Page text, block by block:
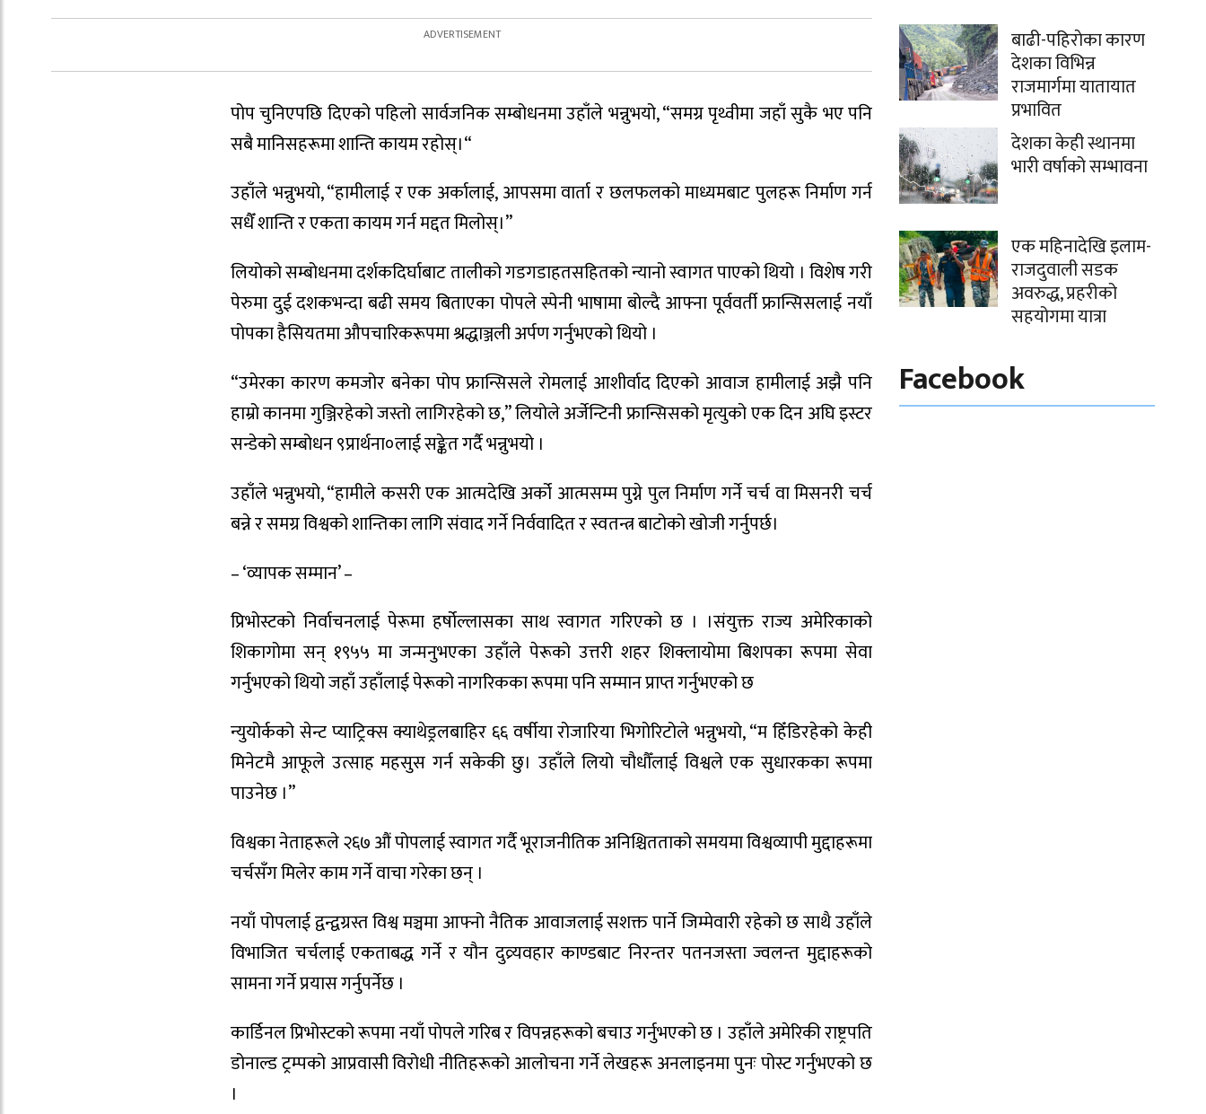
पोप चुनिएपछि दिएको पहिलो सार्वजनिक सम्बोधनमा उहाँले भन्नुभयो, “समग्र पृथ्वीमा जहाँ सुकै भए पनि
सबै मानिसहरूमा शान्ति कायम रहोस्।“
उहाँले भन्नुभयो, “हामीलाई र एक अर्कालाई, आपसमा वार्ता र छलफलको माध्यमबाट पुलहरू निर्माण गर्न
सधैँ शान्ति र एकता कायम गर्न मद्दत मिलोस्।”
लियोको सम्बोधनमा दर्शकदिर्घाबाट तालीको गडगडाहतसहितको न्यानो स्वागत पाएको थियो । विशेष गरी
पेरुमा दुई दशकभन्दा बढी समय बिताएका पोपले स्पेनी भाषामा बोल्दै आफ्ना पूर्ववर्ती फ्रान्सिसलाई नयाँ
पोपका हैसियतमा औपचारिकरूपमा श्रद्धाञ्जली अर्पण गर्नुभएको थियो ।
“उमेरका कारण कमजोर बनेका पोप फ्रान्सिसले रोमलाई आशीर्वाद दिएको आवाज हामीलाई अझै पनि
हाम्रो कानमा गुञ्जिरहेको जस्तो लागिरहेको छ,” लियोले अर्जेन्टिनी फ्रान्सिसको मृत्युको एक दिन अघि इस्टर
सन्डेको सम्बोधन ९प्रार्थना०लाई सङ्केत गर्दै भन्नुभयो ।
उहाँले भन्नुभयो, “हामीले कसरी एक आत्मदेखि अर्को आत्मसम्म पुग्ने पुल निर्माण गर्ने चर्च वा मिसनरी चर्च
बन्ने र समग्र विश्वको शान्तिका लागि संवाद गर्ने निर्ववादित र स्वतन्त्र बाटोको खोजी गर्नुपर्छ।
– ‘व्यापक सम्मान’ –
प्रिभोस्टको निर्वाचनलाई पेरूमा हर्षोल्लासका साथ स्वागत गरिएको छ । ।संयुक्त राज्य अमेरिकाको
शिकागोमा सन् १९५५ मा जन्मनुभएका उहाँले पेरूको उत्तरी शहर शिक्लायोमा बिशपका रूपमा सेवा
गर्नुभएको थियो जहाँ उहाँलाई पेरूको नागरिकका रूपमा पनि सम्मान प्राप्त गर्नुभएको छ
न्युयोर्कको सेन्ट प्याट्रिक्स क्याथेड्रलबाहिर ६६ वर्षीया रोजारिया भिगोरिटोले भन्नुभयो, “म हिँडिरहेको केही
मिनेटमै आफूले उत्साह महसुस गर्न सकेकी छु। उहाँले लियो चौधौँलाई विश्वले एक सुधारकका रूपमा
पाउनेछ ।”
विश्वका नेताहरूले २६७ औं पोपलाई स्वागत गर्दै भूराजनीतिक अनिश्चितताको समयमा विश्वव्यापी मुद्दाहरूमा
चर्चसँग मिलेर काम गर्ने वाचा गरेका छन् ।
नयाँ पोपलाई द्वन्द्वग्रस्त विश्व मञ्चमा आफ्नो नैतिक आवाजलाई सशक्त पार्ने जिम्मेवारी रहेको छ साथै उहाँले
विभाजित चर्चलाई एकताबद्ध गर्ने र यौन दुव्र्यवहार काण्डबाट निरन्तर पतनजस्ता ज्वलन्त मुद्दाहरूको
सामना गर्ने प्रयास गर्नुपर्नेछ ।
कार्डिनल प्रिभोस्टको रूपमा नयाँ पोपले गरिब र विपन्नहरूको बचाउ गर्नुभएको छ । उहाँले अमेरिकी राष्ट्रपति
डोनाल्ड ट्रम्पको आप्रवासी विरोधी नीतिहरूको आलोचना गर्ने लेखहरू अनलाइनमा पुनः पोस्ट गर्नुभएको छ
।
बाढी-पहिराेका कारण
देशका विभिन्न
राजमार्गमा यातायात
प्रभावित
देशका केही स्थानमा
भारी वर्षाको सम्भावना
एक महिनादेखि इलाम-
राजदुवाली सडक
अवरुद्ध, प्रहरीको
सहयोगमा यात्रा
Facebook